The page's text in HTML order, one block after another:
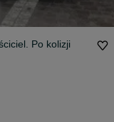
Po kolizji